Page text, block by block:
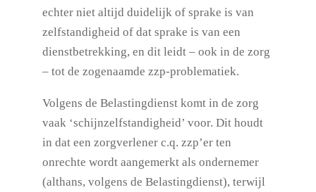
echter niet altijd duidelijk of sprake is van
zelfstandigheid of dat sprake is van een
dienstbetrekking, en dit leidt – ook in de zorg
– tot de zogenaamde zzp-problematiek.
Volgens de Belastingdienst komt in de zorg
vaak ‘schijnzelfstandigheid’ voor. Dit houdt
in dat een zorgverlener c.q. zzp’er ten
onrechte wordt aangemerkt als ondernemer
(althans, volgens de Belastingdienst), terwijl